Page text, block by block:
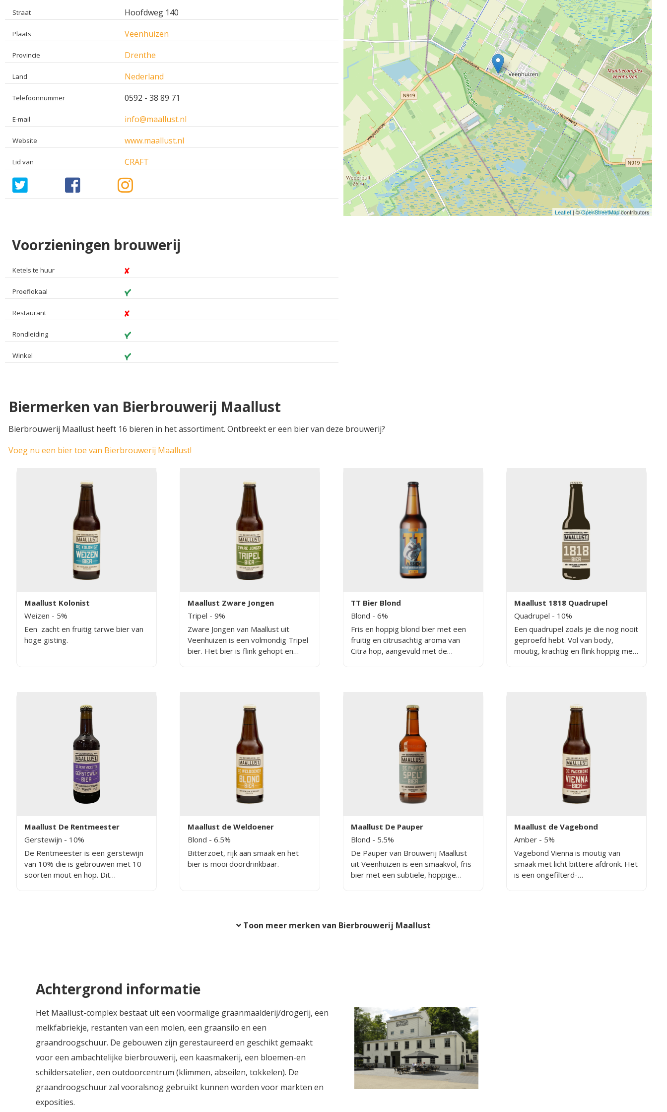
Straat Hoofdweg 140
Plaats Veenhuizen
Provincie Drenthe
Land Nederland
Telefoonnummer 0592 - 38 89 71
E-mail info@maallust.nl
Website www.maallust.nl
Lid van CRAFT
Leaflet| ©OpenStreetMapcontributors
Voorzieningen brouwerij
Ketels te huur
Proeflokaal
Restaurant
Rondleiding
Winkel
Biermerken van Bierbrouwerij Maallust
Bierbrouwerij Maallust heeft 16 bieren in het assortiment. Ontbreekt er een bier van deze brouwerij?
Voeg nu een bier toe van Bierbrouwerij Maallust!
Maallust Kolonist
Weizen - 5%
Een zacht en fruitig tarwe bier van
hoge gisting.
Maallust Zware Jongen
Tripel - 9%
Zware Jongen van Maallust uit
Veenhuizen is een volmondig Tripel
bier. Het bier is flink gehopt en
TT Bier Blond
Blond - 6%
Fris en hoppig blond bier met een
fruitig en citrusachtig aroma van
Citra hop, aangevuld met de
Maallust 1818 Quadrupel
Quadrupel - 10%
Een quadrupel zoals je die nog nooit
geproefd hebt. Vol van body,
moutig, krachtig en flink hoppig met
Maallust De Rentmeester
Gerstewijn - 10%
De Rentmeester is een gerstewijn
van 10% die is gebrouwen met 10
soorten mout en hop. Dit
Maallust de Weldoener
Blond - 6.5%
Bitterzoet, rijk aan smaak en het
bier is mooi doordrinkbaar.
Maallust De Pauper
Blond - 5.5%
De Pauper van Brouwerij Maallust
uit Veenhuizen is een smaakvol, fris
bier met een subtiele, hoppige
Maallust de Vagebond
Amber - 5%
Vagebond Vienna is moutig van
smaak met licht bittere afdronk. Het
is een ongefilterd-
Toon meer merken van Bierbrouwerij Maallust
Achtergrond informatie
Het Maallust-complex bestaat uit een voormalige graanmaalderij/drogerij, een
melkfabriekje, restanten van een molen, een graansilo en een
graandroogschuur. De gebouwen zijn gerestaureerd en geschikt gemaakt
voor een ambachtelijke bierbrouwerij, een kaasmakerij, een bloemen-en
schildersatelier, een outdoorcentrum (klimmen, abseilen, tokkelen). De
graandroogschuur zal vooralsnog gebruikt kunnen worden voor markten en
exposities.